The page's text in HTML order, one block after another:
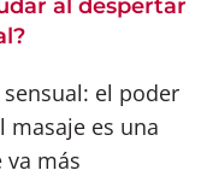
al despertar
el poder
masaje es una
más